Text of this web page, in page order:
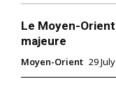
Le Moyen-Orient
majeure
Moyen-Orient 29